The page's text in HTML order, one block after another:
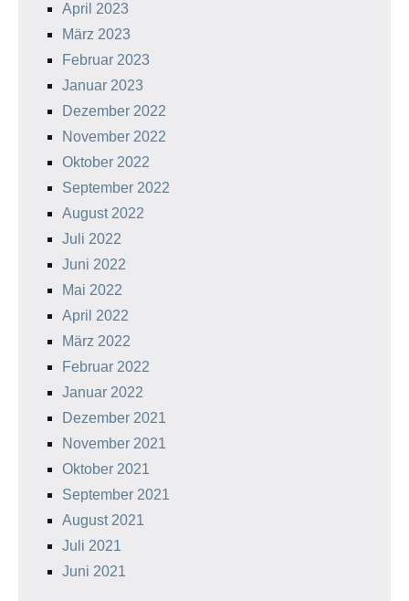
April 2023
März 2023
Februar 2023
Januar 2023
Dezember 2022
November 2022
Oktober 2022
September 2022
August 2022
Juli 2022
Juni 2022
Mai 2022
April 2022
März 2022
Februar 2022
Januar 2022
Dezember 2021
November 2021
Oktober 2021
September 2021
August 2021
Juli 2021
Juni 2021